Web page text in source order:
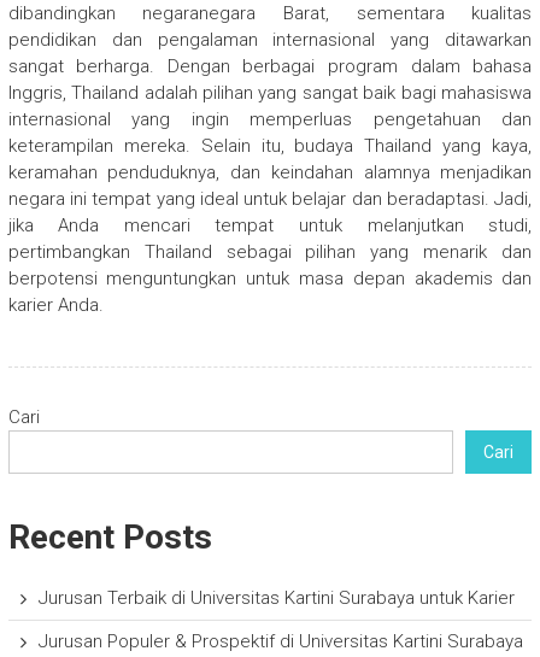
dibandingkan negaranegara Barat, sementara kualitas
pendidikan dan pengalaman internasional yang ditawarkan
sangat berharga. Dengan berbagai program dalam bahasa
Inggris, Thailand adalah pilihan yang sangat baik bagi mahasiswa
internasional yang ingin memperluas pengetahuan dan
keterampilan mereka. Selain itu, budaya Thailand yang kaya,
keramahan penduduknya, dan keindahan alamnya menjadikan
negara ini tempat yang ideal untuk belajar dan beradaptasi. Jadi,
jika Anda mencari tempat untuk melanjutkan studi,
pertimbangkan Thailand sebagai pilihan yang menarik dan
berpotensi menguntungkan untuk masa depan akademis dan
karier Anda.
Cari
Cari
Recent Posts
Jurusan Terbaik di Universitas Kartini Surabaya untuk Karier
Jurusan Populer & Prospektif di Universitas Kartini Surabaya